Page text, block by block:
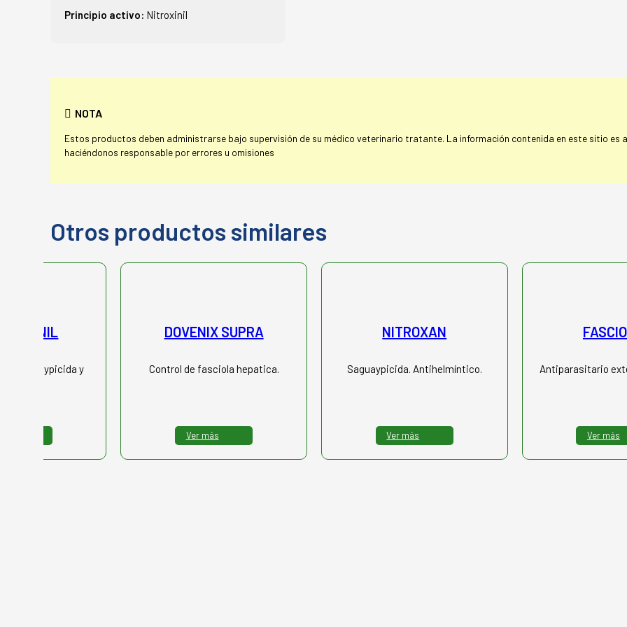
Principio activo: Nitroxinil
NOTA
Estos productos deben administrarse bajo supervisión de su médico veterinario tratante. La información contenida en este sitio es
haciéndonos responsable por errores u omisiones
Otros productos similares
Saguaypicida y
DOVENIX SUPRA
Control de fasciola hepatica.
Ver más
NITROXAN
Saguaypicida. Antihelmíntico.
Ver más
Antiparasitario
Ver más